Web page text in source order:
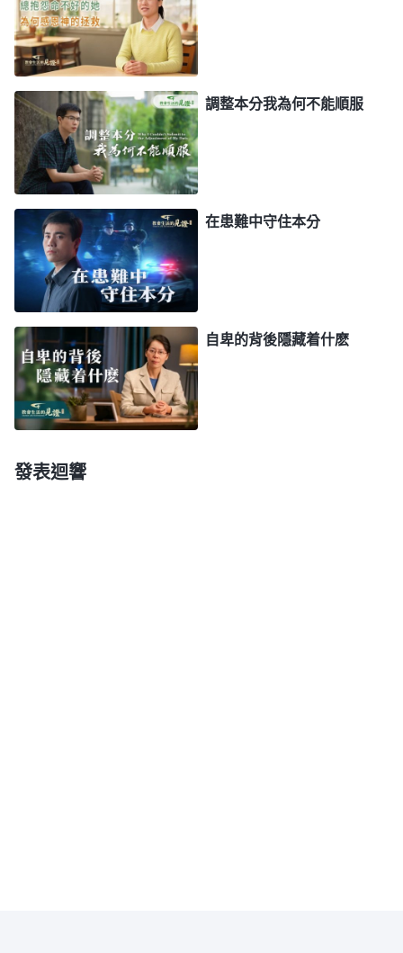
賣了，哪些家警察已經上門了、哪些家警察没有上門
我也不知道，現在去轉移書籍萬一碰到警察，那想跑
也跑不了了。我要是被抓了，警察知道我是帶領肯定
不會放過我的，到時候萬一我受不住酷刑做了猶大就
徹底没有好的結局歸宿了。」想到這兒，我就不敢去
轉移書籍了。這樣想時我心裏也受責備，就向神禱
告：「神哪，臨到這樣突如其來的環境我心裏膽怯，
怕自己被抓受不住酷刑折磨背叛神就没有好的結局歸
宿了。現在神話語書籍有危險需要轉移，我却自私卑
鄙為自己的後路考慮，我真的没有良心理智！神啊，
願你加給我信心、力量，能在這事上滿足你。」過
後，我想到神的話：「信心就是一根獨木橋，貪生怕
死難通過，豁出性命能踏實通行。人有膽怯害怕的意
念，正是撒但的愚弄，怕我們越過信心的橋梁進入神
裏面。」《話・卷一 神的顯現與作工・基督起初的發
我考慮的都是肉體利益，擔心自己被抓受不住酷刑背
調整本分我為何不能順服
在患難中守住本分
自卑的背後隱藏着什麽
發表迴響